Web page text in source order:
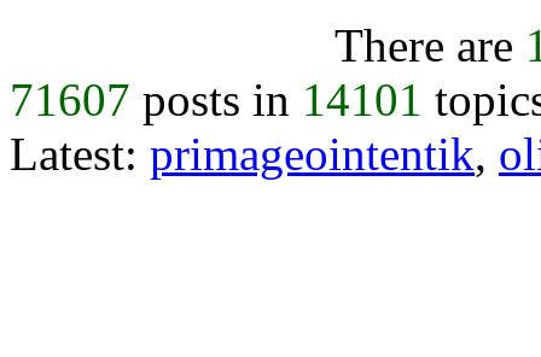
There are
71607 posts in 14101
Latest: primageointentik,